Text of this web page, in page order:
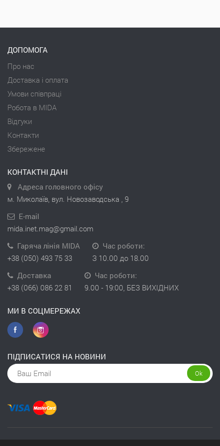
ДОПОМОГА
Про нас
Доставка і оплата
Умови співпраці
Робота в MIDA
Відгуки
Контакти
Збережене
КОНТАКТНІ ДАНІ
Адреса головного офісу
м. Миколаїв, вул. Новозаводська , 9
E-mail
mida.inet.mag@gmail.com
Гаряча лінія MIDA
+38 (050) 493 75 33
Час роботи:
З 10.00 до 18.00
Доставка
+38 (066) 086 22 81
Час роботи:
9.00 - 19:00, БЕЗ ВИХІДНИХ
МИ В СОЦМЕРЕЖАХ
ПІДПИСАТИСЯ НА НОВИНИ
Ok